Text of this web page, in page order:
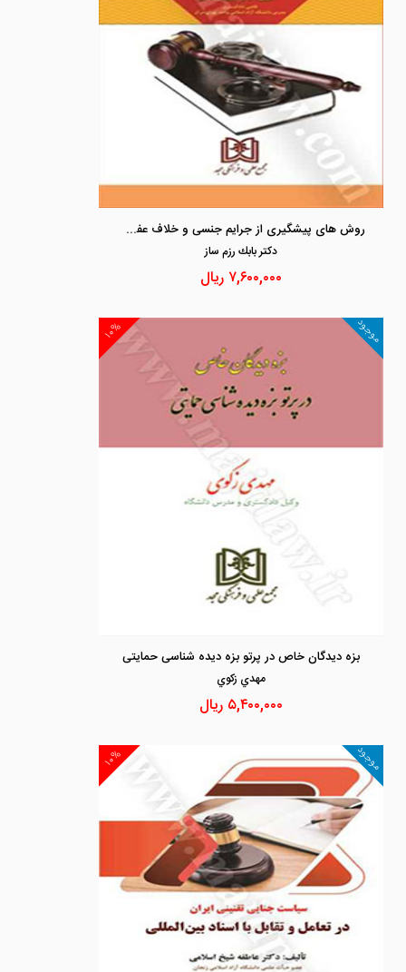
روش های پیشگیری از جرایم جنسی و خلاف عفت عمومی در سیاست جنایی جمهوری اسلامی ایران
دكتر بابك رزم ساز
۷,۶۰۰,۰۰۰ ریال
۱۰% موجود
بزه دیدگان خاص در پرتو بزه دیده شناسی حمایتی
مهدي زكوي
۵,۴۰۰,۰۰۰ ریال
۱۰% موجود